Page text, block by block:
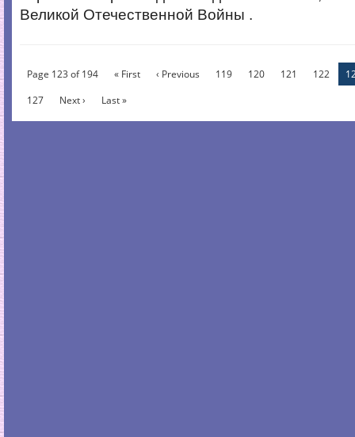
Великой Отечественной Войны .
Page 123 of 194 « First ‹ Previous 119 120 121 122
127
Next › Last »